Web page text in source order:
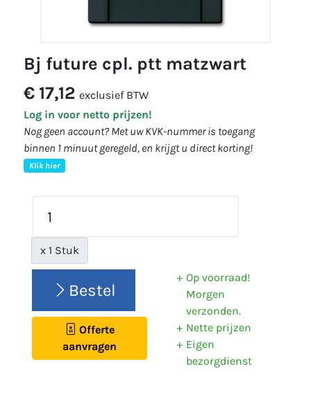
bj future cpl. ptt matzwart
€ 17,12 exclusief BTW
Log in voor netto prijzen!
Nog geen account? Met uw KVK-nummer is toegang
binnen 1 minuut geregeld, en krijgt u direct korting!
Klik hier
x 1 Stuk
Bestel
Offerte
aanvragen
Op voorraad!
Morgen
verzonden.
Nette prijzen
Eigen
bezorgdienst